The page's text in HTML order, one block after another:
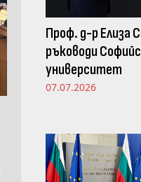
Проф. д-р Елиза
ръководи
университет
07.07.2026